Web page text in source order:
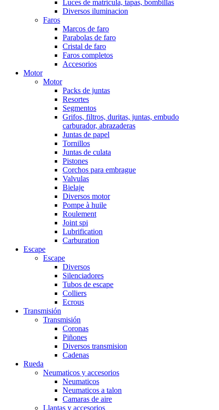
Luces de matricula, tapas, bombillas
Diversos iluminacion
Faros
Marcos de faro
Parabolas de faro
Cristal de faro
Faros completos
Accesorios
Motor
Motor
Packs de juntas
Resortes
Segmentos
Grifos, filtros, duritas, juntas, embudo
carburador, abrazaderas
Juntas de papel
Tornillos
Juntas de culata
Pistones
Corchos para embrague
Valvulas
Bielaje
Diversos motor
Pompe à huile
Roulement
Joint spi
Lubrification
Carburation
Escape
Escape
Diversos
Silenciadores
Tubos de escape
Colliers
Ecrous
Transmisión
Transmisión
Coronas
Piñones
Diversos transmision
Cadenas
Rueda
Neumaticos y accesorios
Neumaticos
Neumaticos a talon
Camaras de aire
Llantas y accesorios